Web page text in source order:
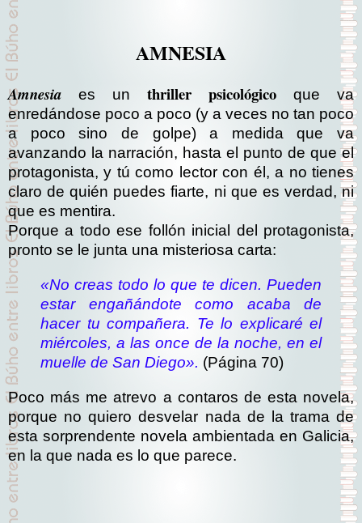
AMNESIA
Amnesia es un thriller psicológico que va
enredándose poco a poco (y a veces no tan poco
a poco sino de golpe) a medida que va
avanzando la narración, hasta el punto de que el
protagonista, y tú como lector con él, a no tienes
claro de quién puedes fiarte, ni que es verdad, ni
que es mentira.
Porque a todo ese follón inicial del protagonista,
pronto se le junta una misteriosa carta:
«No creas todo lo que te dicen. Pueden
estar engañándote como acaba de
hacer tu compañera. Te lo explicaré el
miércoles, a las once de la noche, en el
muelle de San Diego». (Página 70)
Poco más me atrevo a contaros de esta novela,
porque no quiero desvelar nada de la trama de
esta sorprendente novela ambientada en Galicia,
en la que nada es lo que parece.